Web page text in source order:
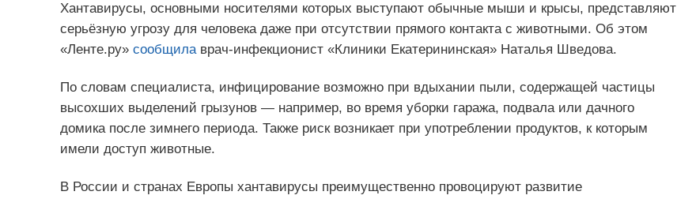
Хантавирусы, основными носителями которых выступают обычные мыши и крысы, представляют
серьёзную угрозу для человека даже при отсутствии прямого контакта с животными. Об этом
«Ленте.ру» сообщилаврач-инфекционист «Клиники Екатерининская» Наталья Шведова.
По словам специалиста, инфицирование возможно при вдыхании пыли, содержащей частицы
высохших выделений грызунов — например, во время уборки гаража, подвала или дачного
домика после зимнего периода. Также риск возникает при употреблении продуктов, к которым
имели доступ животные.
В России и странах Европы хантавирусы преимущественно провоцируют развитие